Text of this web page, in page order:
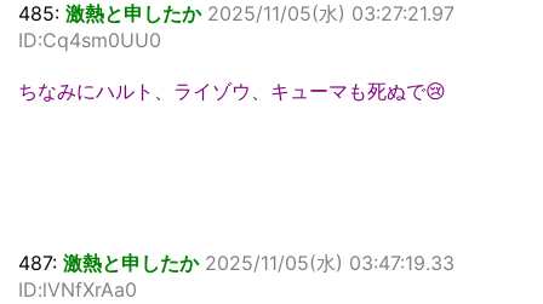
485: 激熱と申したか 2025/11/05(水) 03:27:21.97
ID:Cq4sm0UU0
ちなみにハルト、ライゾウ、キューマも死ぬで😢
487: 激熱と申したか 2025/11/05(水) 03:47:19.33
ID:lVNfXrAa0